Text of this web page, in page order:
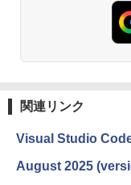
関連リンク
Visual Studio
August 2025